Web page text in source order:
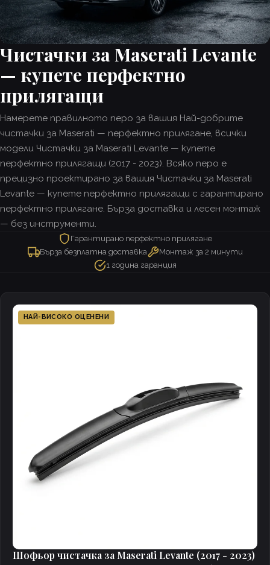
Чистачки за Maserati Levante
— купете перфектно
прилягащи
Намерете правилното перо за вашия Най-добрите
чистачки за Maserati — перфектно прилягане, всички
модели Чистачки за Maserati Levante — купете
перфектно прилягащи (2017 - 2023). Всяко перо е
прецизно проектирано за вашия Чистачки за Maserati
Levante — купете перфектно прилягащи с гарантирано
перфектно прилягане. Бърза доставка и лесен монтаж
— без инструменти.
Гарантирано перфектно прилягане
Бърза безплатна доставка
Монтаж за 2 минути
1 година гаранция
НАЙ-ВИСОКО ОЦЕНЕНИ
Шофьор чистачка за Maserati Levante (2017 - 2023)